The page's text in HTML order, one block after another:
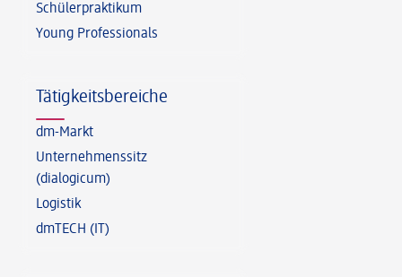
Schülerpraktikum
Young Professionals
Tätigkeitsbereiche
dm-Markt
Unternehmenssitz
(dialogicum)
Logistik
dmTECH (IT)